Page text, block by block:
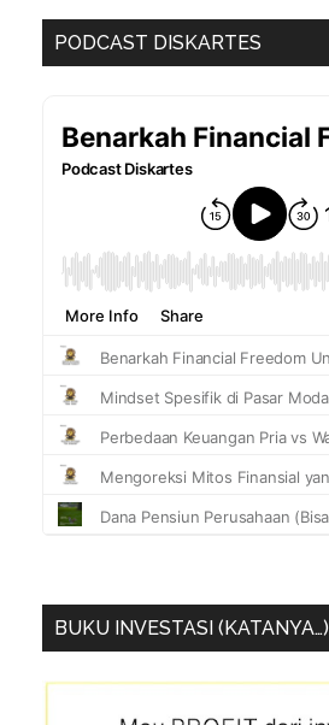
PODCAST DISKARTES
BUKU INVESTASI (KATANYA…)